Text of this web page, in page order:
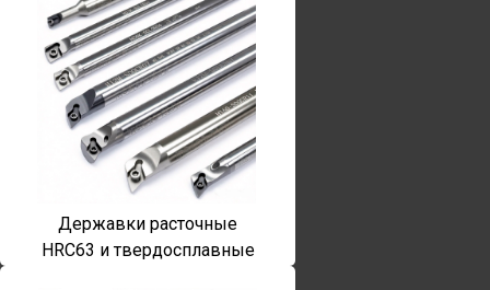
Державки расточные
HRC63 и твердосплавные